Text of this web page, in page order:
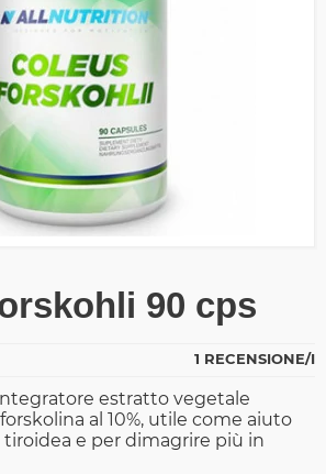
90 cps
1 RECENSIONE/I
estratto vegetale
al 10%, utile come aiuto
e per dimagrire più in